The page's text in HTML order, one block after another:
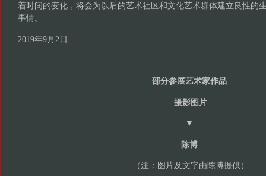
着时间的变化，将会为以后的艺术社区和文化艺术群体建立良性的
事情。
2019年9月2日
部分参展艺术家作品
—— 摄影图片 ——
▼
陈博
（注：图片及文字由陈博提供）